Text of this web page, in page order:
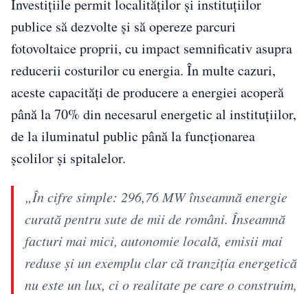
Investițiile permit localităților și instituțiilor
publice să dezvolte și să opereze parcuri
fotovoltaice proprii, cu impact semnificativ asupra
reducerii costurilor cu energia. În multe cazuri,
aceste capacități de producere a energiei acoperă
până la 70% din necesarul energetic al instituțiilor,
de la iluminatul public până la funcționarea
școlilor și spitalelor.
„În cifre simple: 296,76 MW înseamnă energie
curată pentru sute de mii de români. Înseamnă
facturi mai mici, autonomie locală, emisii mai
reduse și un exemplu clar că tranziția energetică
nu este un lux, ci o realitate pe care o construim,